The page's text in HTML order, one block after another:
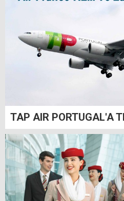
TAP AIR PORTUGAL'A